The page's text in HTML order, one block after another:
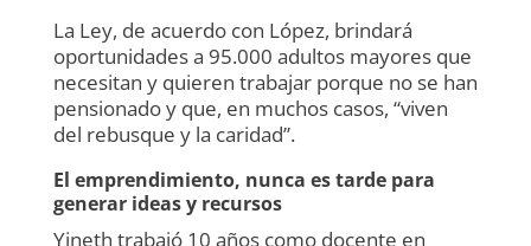
La Ley, de acuerdo con López, brindará
oportunidades a 95.000 adultos mayores que
necesitan y quieren trabajar porque no se han
pensionado y que, en muchos casos, “viven
del rebusque y la caridad”.
El emprendimiento, nunca es tarde para
generar ideas y recursos
Yineth trabajó 10 años como docente en